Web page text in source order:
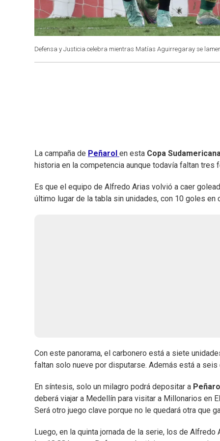
Defensa y Justicia celebra mientras Matías Aguirregaray se
La campaña de Peñarol en esta Copa
historia en la competencia aunque todavía faltan tres
Es que el equipo de Alfredo Arias volvió a caer
último lugar de la tabla sin unidades, con 10 goles en
Con este panorama, el carbonero está a siete
faltan solo nueve por disputarse. Además está a
En síntesis, solo un milagro podrá depositar a Peñarol
deberá viajar a Medellín para visitar a Millonarios en
Será otro juego clave porque no le quedará otra que
Luego, en la quinta jornada de la serie, los de